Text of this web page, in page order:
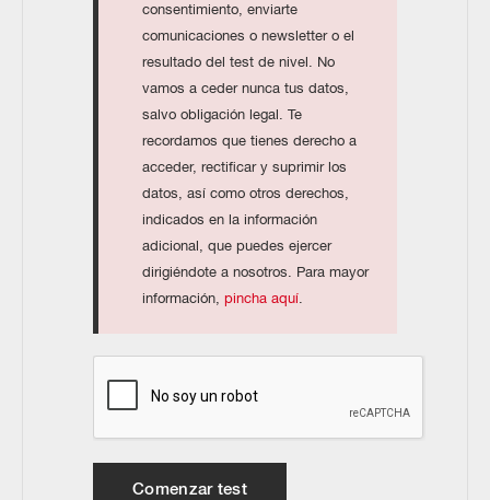
consentimiento, enviarte
comunicaciones o newsletter o el
resultado del test de nivel. No
vamos a ceder nunca tus datos,
salvo obligación legal. Te
recordamos que tienes derecho a
acceder, rectificar y suprimir los
datos, así como otros derechos,
indicados en la información
adicional, que puedes ejercer
dirigiéndote a nosotros. Para mayor
información, pincha aquí.
Comenzar test